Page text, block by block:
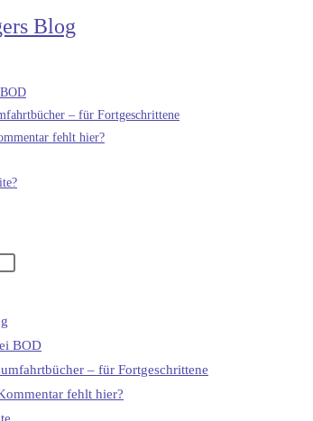
Blog
– für Fortgeschrittene
fehlt hier?
BOD
– für Fortgeschrittene
fehlt hier?